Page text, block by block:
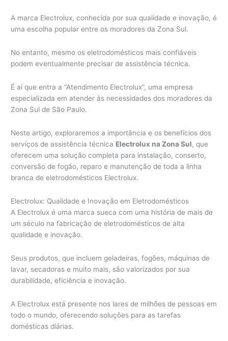
A marca Electrolux, conhecida por sua qualidade e inovação, é
uma escolha popular entre os moradores da Zona Sul.
No entanto, mesmo os eletrodomésticos mais confiáveis
podem eventualmente precisar de assistência técnica.
É aí que entra a “Atendimento Electrolux”, uma empresa
especializada em atender às necessidades dos moradores da
Zona Sul de São Paulo.
Neste artigo, exploraremos a importância e os benefícios dos
serviços de assistência técnica Electrolux na Zona Sul, que
oferecem uma solução completa para instalação, conserto,
conversão de fogão, reparo e manutenção de toda a linha
branca de eletrodomésticos Electrolux.
Electrolux: Qualidade e Inovação em Eletrodomésticos
A Electrolux é uma marca sueca com uma história de mais de
um século na fabricação de eletrodomésticos de alta
qualidade e inovação.
Seus produtos, que incluem geladeiras, fogões, máquinas de
lavar, secadoras e muito mais, são valorizados por sua
durabilidade, eficiência e inovação.
A Electrolux está presente nos lares de milhões de pessoas em
todo o mundo, oferecendo soluções para as tarefas
domésticas diárias.